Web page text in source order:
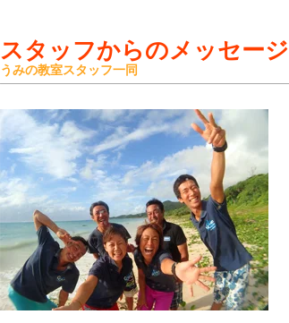
スタッフからのメッセージ
うみの教室スタッフ一同